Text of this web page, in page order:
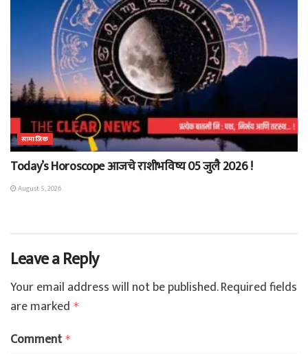
सामाजिक
Today’s Horoscope आजचे राशीभविष्य 05 जुलै 2026 !
August 5, 2026
Leave a Reply
Your email address will not be published.Required fields
are marked *
Comment *